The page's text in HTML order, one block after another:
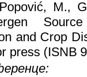
M.,
and Crop
press (ISNB